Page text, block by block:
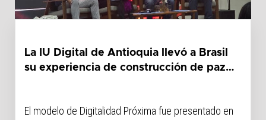
La IU Digital de Antioquia llevó a Brasil
su experiencia de construcción de paz
El modelo de Digitalidad Próxima fue presentado en